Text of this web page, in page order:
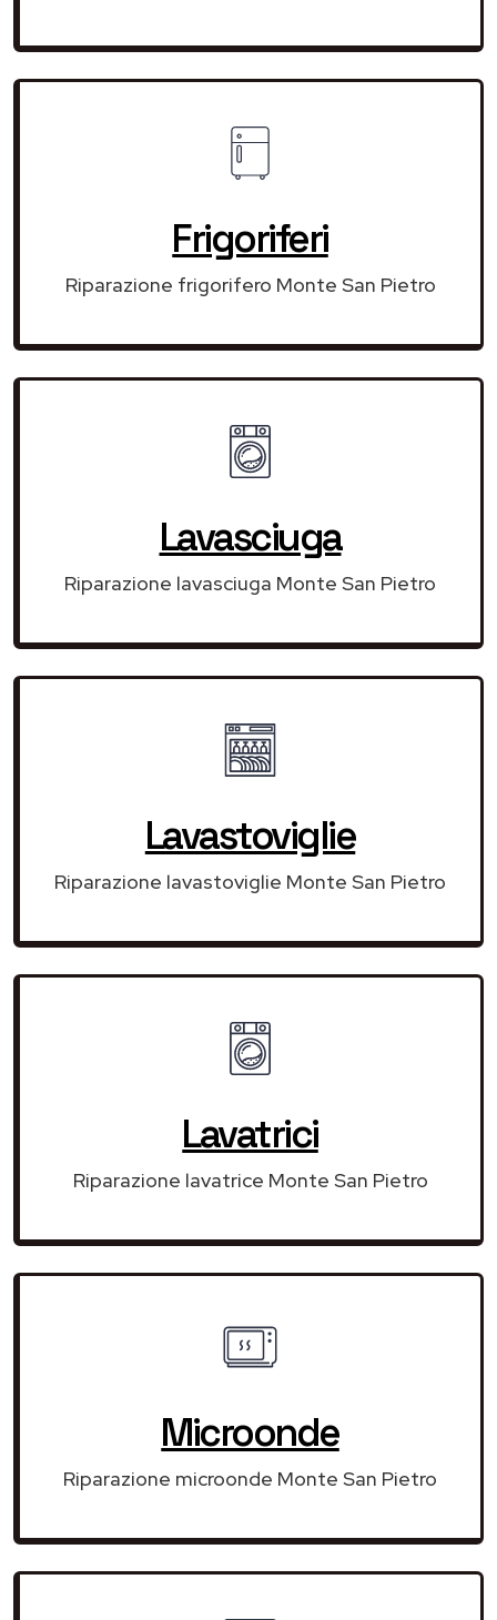
Frigoriferi
Riparazione frigorifero Monte San Pietro
Lavasciuga
Riparazione lavasciuga Monte San Pietro
Lavastoviglie
Riparazione lavastoviglie Monte San Pietro
Lavatrici
Riparazione lavatrice Monte San Pietro
Microonde
Riparazione microonde Monte San Pietro